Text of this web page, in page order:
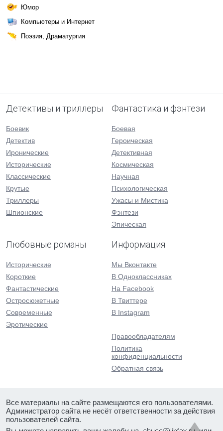
Юмор
Компьютеры и Интернет
Поэзия, Драматургия
Детективы и триллеры
Боевик
Детектив
Иронические
Исторические
Классические
Крутые
Триллеры
Шпионские
Фантастика и фэнтези
Боевая
Героическая
Детективная
Космическая
Научная
Психологическая
Ужасы и Мистика
Фэнтези
Эпическая
Любовные романы
Исторические
Короткие
Фантастические
Остросюжетные
Современные
Эротические
Информация
Мы Вконтакте
В Одноклассниках
На Facebook
В Твиттере
В Instagram
Правообладателям
Политика
конфиденциальности
Обратная связь
Все материалы на сайте размещаются его пользователями.
Администратор сайта не несёт ответственности за действия
пользователей сайта.